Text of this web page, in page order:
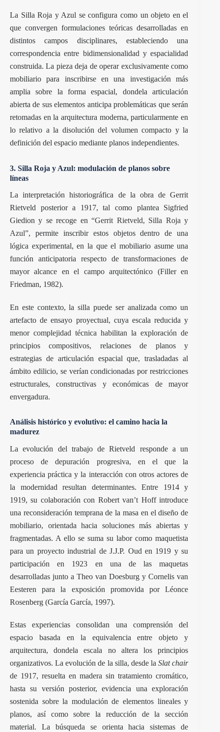
La Silla Roja y Azul se configura como un objeto en el
que convergen formulaciones teóricas desarrolladas en
distintos campos disciplinares, estableciendo una
correspondencia entre bidimensionalidad y espacialidad
construida. La pieza deja de operar exclusivamente como
mobiliario para inscribirse en una investigación más
amplia sobre la forma espacial, dondela articulación
abierta de sus elementos anticipa problemáticas que serán
retomadas en la arquitectura moderna, particularmente en
lo relativo a la disolución del volumen compacto y la
definición del espacio mediante planos independientes.
3. Silla Roja y Azul: modulación de planos sobre
líneas
La interpretación historiográfica de la obra de Gerrit
Rietveld posterior a 1917, tal como plantea Sigfried
Giedion y se recoge en“Gerrit Rietveld, Silla Roja y
Azul”, permite inscribir estos objetos dentro de una
lógica experimental, en la que el mobiliario asume una
función anticipatoria respecto de transformaciones de
mayor alcance en el campo arquitectónico (Filler en
Friedman, 1982).
En este contexto, la silla puede ser analizada como un
artefacto de ensayo proyectual, cuya escala reducida y
menor complejidad técnica habilitan la exploración de
principios compositivos, relaciones de planos y
estrategias de articulación espacial que, trasladadas al
ámbito edilicio, se verían condicionadas por restricciones
estructurales, constructivas y económicas de mayor
envergadura.
Análisis histórico y evolutivo: el camino hacia la
madurez
La evolución del trabajo de Rietveld responde a un
proceso de depuración progresiva, en el que la
experiencia práctica y la interacción con otros actores de
la modernidad resultan determinantes. Entre 1914 y
1919, su colaboración con Robert van’t Hoff introduce
una reconsideración temprana de la masa en el diseño de
mobiliario, orientada hacia soluciones más abiertas y
fragmentadas. A ello se suma su labor como maquetista
para un proyecto industrial de J.J.P. Oud en 1919 y su
participación en 1923 en una de las maquetas
desarrolladas junto a Theo van Doesburg y Cornelis van
Eesteren para la exposición promovida por Léonce
Rosenberg (García García, 1997).
Estas experiencias consolidan una comprensión del
espacio basada en la equivalencia entre objeto y
arquitectura, dondela escala no altera los principios
organizativos. La evolución de la silla, desde laSlat chair
de 1917, resuelta en madera sin tratamiento cromático,
hasta su versión posterior, evidencia una exploración
sostenida sobre la modulación de elementos lineales y
planos, así como sobre la reducción de la sección
material. La búsqueda se orienta hacia sistemas de